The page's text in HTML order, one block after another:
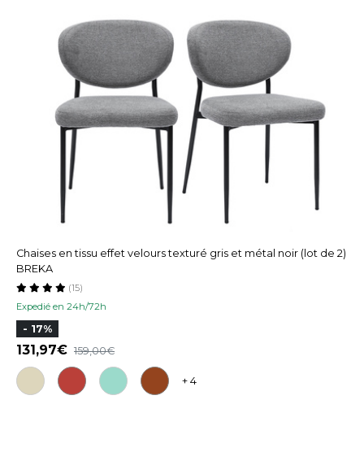
Chaises en tissu effet velours texturé gris et métal noir (lot de 2)
BREKA
Expedié en 24h/72h
(15)
- 17%
131,97 159,00
+ 4